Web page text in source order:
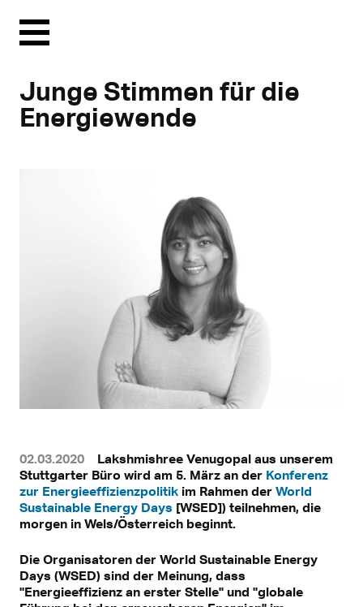
Menu
Junge Stimmen für die
Energiewende
02.03.2020
Lakshmishree Venugopal aus unserem
Stuttgarter Büro wird am 5. März an der Konferenz
zur Energieeffizienzpolitik im Rahmen der World
Sustainable Energy Days [WSED]) teilnehmen, die
morgen in Wels/Österreich beginnt.
Die Organisatoren der World Sustainable Energy
Days (WSED) sind der Meinung, dass
"Energieeffizienz an erster Stelle" und "globale